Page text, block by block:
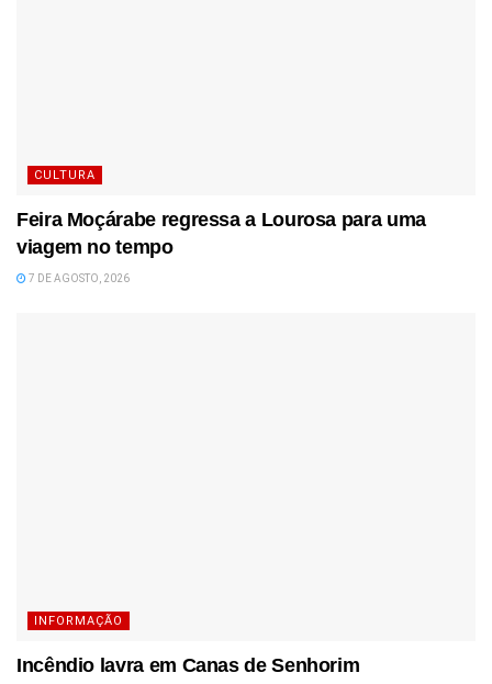
CULTURA
Feira Moçárabe regressa a Lourosa para uma
viagem no tempo
7 DE AGOSTO, 2026
INFORMAÇÃO
Incêndio lavra em Canas de Senhorim